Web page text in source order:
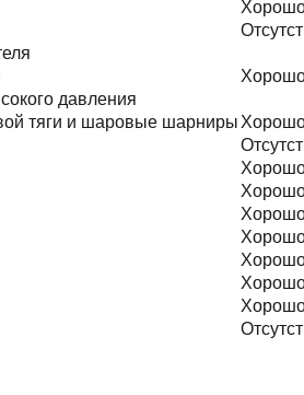
давления
тяги и шаровые шарниры